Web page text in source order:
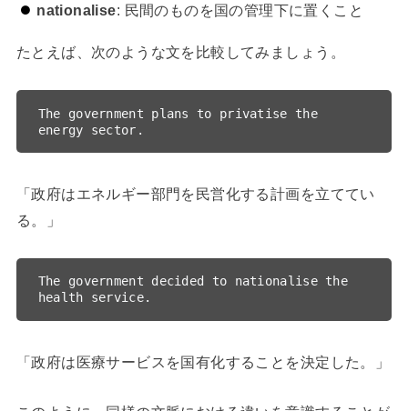
nationalise: 民間のものを国の管理下に置くこと
たとえば、次のような文を比較してみましょう。
The government plans to privatise the
「政府はエネルギー部門を民営化する計画を立ててい
る。」
The government decided to nationalise the
「政府は医療サービスを国有化することを決定した。」